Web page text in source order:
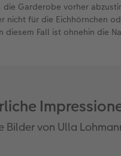
die Garderobe vorher
nicht für die Eichhörnchen
diesem Fall ist ohnehin die
Bilder von Ulla